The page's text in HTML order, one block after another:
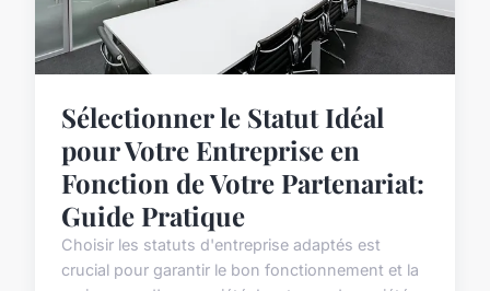
Sélectionner le Statut Idéal
pour Votre Entreprise en
Fonction de Votre Partenariat:
Guide Pratique
Choisir les statuts d'entreprise adaptés est
crucial pour garantir le bon fonctionnement et la